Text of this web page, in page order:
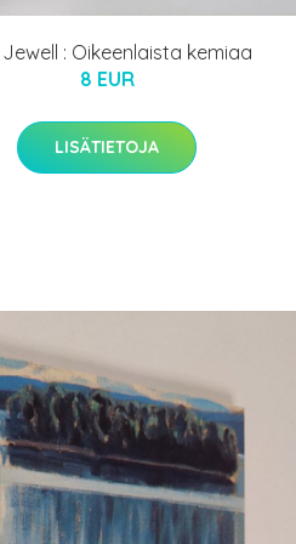
Jewell : Oikeenlaista kemiaa
8 EUR
LISÄTIETOJA